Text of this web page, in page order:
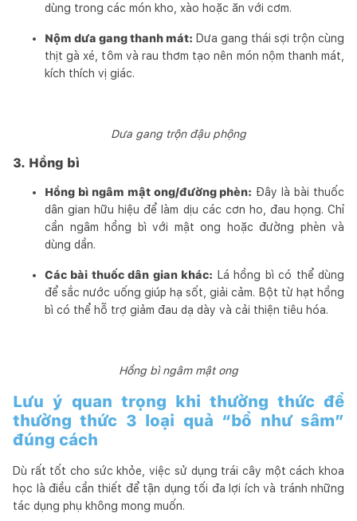
dùng trong các món kho, xào hoặc ăn với cơm.
Nộm dưa gang thanh mát: Dưa gang thái sợi trộn cùng
thịt gà xé, tôm và rau thơm tạo nên món nộm thanh mát,
kích thích vị giác.
Dưa gang trộn đậu phộng
3. Hồng bì
Hồng bì ngâm mật ong/đường phèn: Đây là bài thuốc
dân gian hữu hiệu để làm dịu các cơn ho, đau họng. Chỉ
cần ngâm hồng bì với mật ong hoặc đường phèn và
dùng dần.
Các bài thuốc dân gian khác: Lá hồng bì có thể dùng
để sắc nước uống giúp hạ sốt, giải cảm. Bột từ hạt hồng
bì có thể hỗ trợ giảm đau dạ dày và cải thiện tiêu hóa.
Hồng bì ngâm mật ong
Lưu ý quan trọng khi thưởng thức để
thưởng thức 3 loại quả “bổ như sâm”
đúng cách
Dù rất tốt cho sức khỏe, việc sử dụng trái cây một cách khoa
học là điều cần thiết để tận dụng tối đa lợi ích và tránh những
tác dụng phụ không mong muốn.